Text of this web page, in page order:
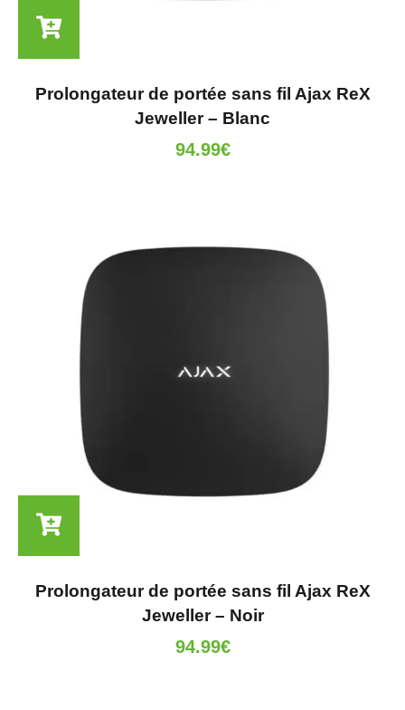
Prolongateur de portée sans fil Ajax ReX
Jeweller – Blanc
94.99€
Prolongateur de portée sans fil Ajax ReX
Jeweller – Noir
94.99€